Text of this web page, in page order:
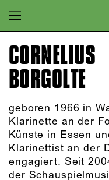
Zur
Zum Hauptinhalt
Zum Footer
CORNELIUS
BORGOLTE
geboren 1966 in
Klarinette an der
Künste in Essen
Klarinettist an der
engagiert. Seit
der